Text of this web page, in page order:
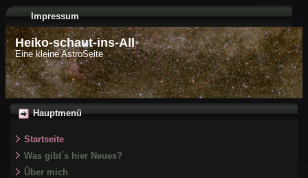
Impressum
Heiko-schaut-ins-All
Eine kleine AstroSeite
Hauptmenü
Startseite
Was gibt´s hier Neues?
Über mich